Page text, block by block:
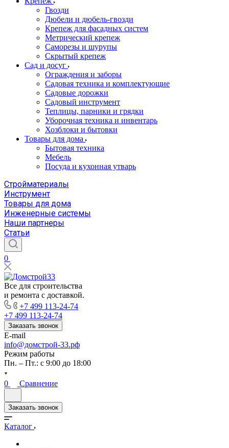
Гвозди
Дюбели и дюбель-гвозди
Крепеж для фасадных систем
Метрический крепеж
Саморезы и шурупы
Скрытый крепеж
Сад и досуг
Ограждения и заборы
Садовая техника и комплектующие
Садовые дорожки
Садовый инструмент
Теплицы, парники и грядки
Уборочная техника и инвентарь
Хозблоки и бытовки
Товары для дома
Бытовая техника
Мебель
Посуда и кухонная утварь
Стройматериалы
Инструмент
Товары для дома
Инженерные системы
Наши партнеры
Статьи
0
Все для строительства
и ремонта с доставкой.
+7 499 113-24-74
+7 499 113-24-74
Заказать звонок
E-mail
info@домстрой-33.рф
Режим работы
Пн. – Пт.: с 9:00 до 18:00
0 Сравнение
Заказать звонок
Каталог